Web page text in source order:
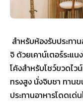
สำหรับห้องรับประทา
จิ ด้วยเคาน์เตอร์ระแ
โค้งสำหรับโชว์ขวดไว
ทรงสูง นั่งจิบชา ทาน
ประทานอาหารโดดเด่